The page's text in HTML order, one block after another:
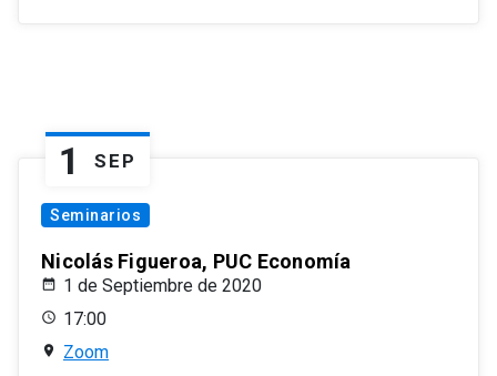
1 SEP
Seminarios
Nicolás Figueroa, PUC Economía
1 de Septiembre de 2020
17:00
Zoom